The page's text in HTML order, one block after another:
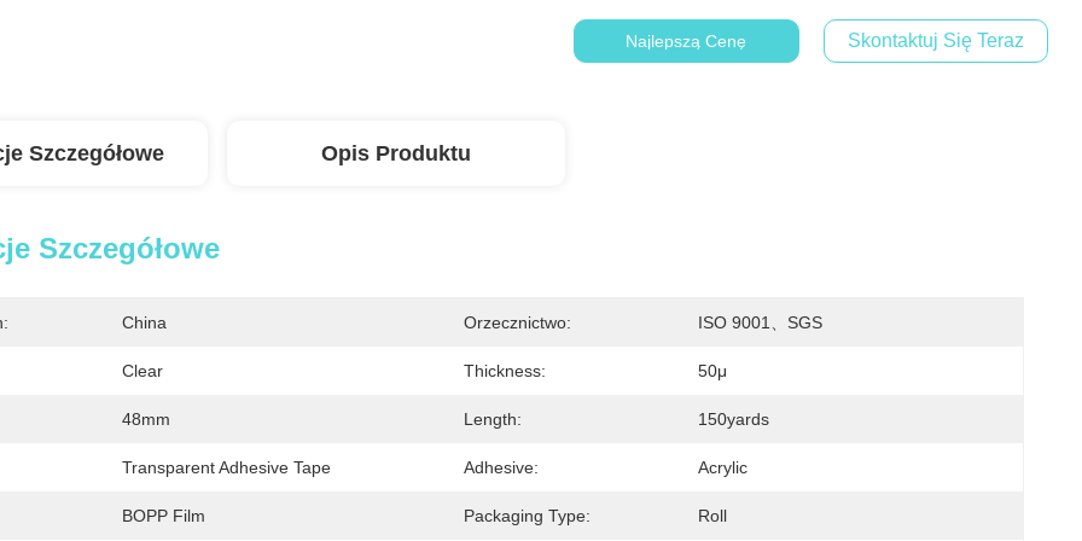
Najlepszą Cenę Skontaktuj Się Teraz
Szczegółowe Opis Produktu
Szczegółowe
China Orzecznictwo: ISO 9001、SGS
Clear Thickness: 50μ
48mm Length: 150yards
Transparent Adhesive Tape Adhesive: Acrylic
BOPP Film Packaging Type: Roll